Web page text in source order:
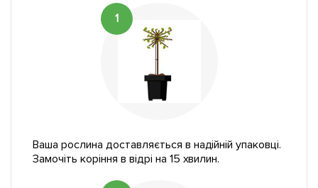
1
Ваша рослина доставляється в надійній упаковці.
Замочіть коріння в відрі на 15 хвилин.